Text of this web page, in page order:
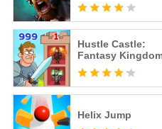
Hustle Castle:
Fantasy
Helix Jump